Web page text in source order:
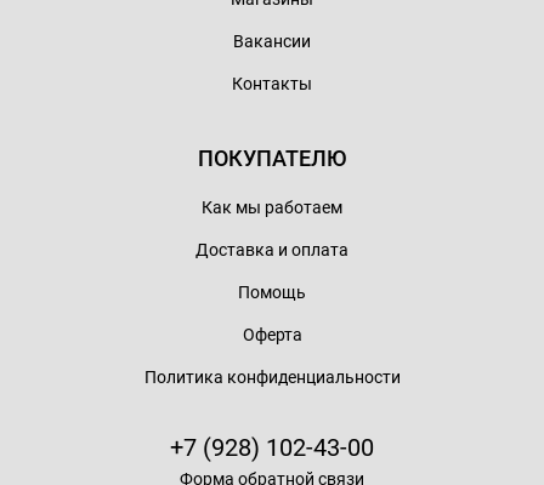
Вакансии
Контакты
ПОКУПАТЕЛЮ
Как мы работаем
Доставка и оплата
Помощь
Оферта
Политика конфиденциальности
+7 (928) 102-43-00
Форма обратной связи